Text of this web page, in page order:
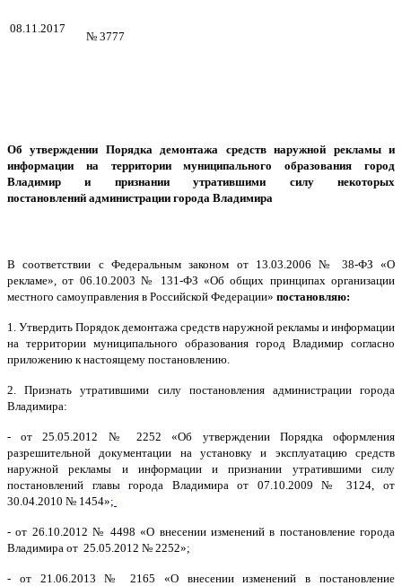
08.11.2017
№ 3777
Об утверждении Порядка демонтажа средств наружной рекламы и
информации на территории муниципального образования город
Владимир и признании утратившими силу некоторых
постановлений администрации города Владимира
В соответствии с Федеральным законом от 13.03.2006 № 38-ФЗ «О
рекламе», от 06.10.2003 № 131-ФЗ «Об общих принципах организации
местного самоуправления в Российской Федерации» постановляю:
1. Утвердить Порядок демонтажа средств наружной рекламы и информации
на территории муниципального образования город Владимир согласно
приложению к настоящему постановлению.
2. Признать утратившими силу постановления администрации города
Владимира:
- от 25.05.2012 № 2252 «Об утверждении Порядка оформления
разрешительной документации на установку и эксплуатацию средств
наружной рекламы и информации и признании утратившими силу
постановлений главы города Владимира от 07.10.2009 № 3124, от
30.04.2010 № 1454»;
- от 26.10.2012 № 4498«О внесении изменений в постановление города
Владимира от 25.05.2012 № 2252»;
- от 21.06.2013 № 2165 «О внесении изменений в постановление